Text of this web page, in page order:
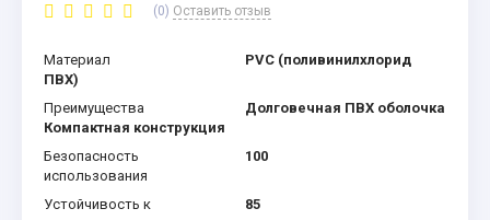
(0) Оставить отзыв
Материал
PVC (поливинилхлорид
ПВХ)
Преимущества
Долговечная ПВХ оболочка
Компактная конструкция
Безопасность
использования
100
Устойчивость к
85